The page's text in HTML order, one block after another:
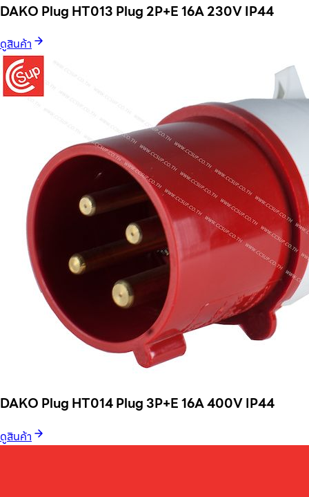
DAKO Plug HT013 Plug 2P+E 16A 230V IP44
ดูสินค้า
DAKO Plug HT014 Plug 3P+E 16A 400V IP44
ดูสินค้า